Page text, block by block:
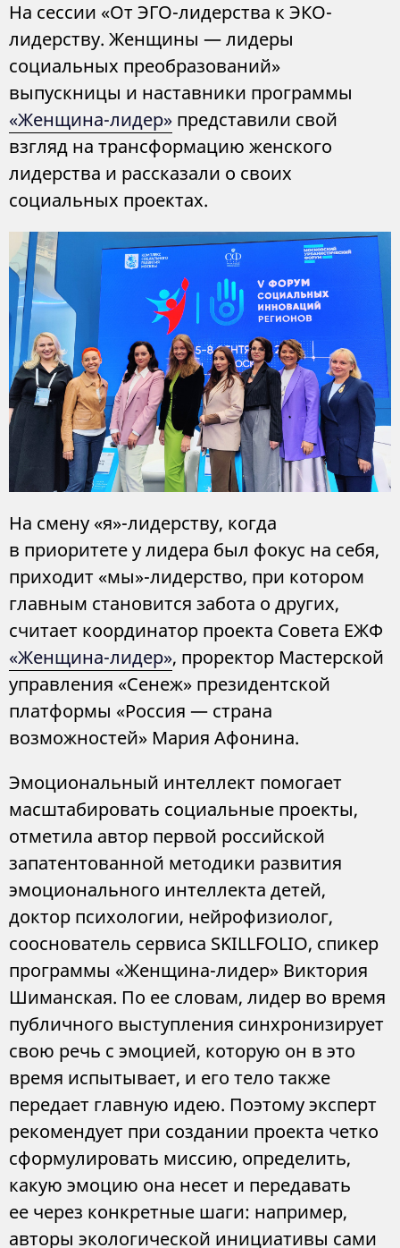
На сессии «От ЭГО-лидерства к ЭКО-
лидерству. Женщины — лидеры
социальных преобразований»
выпускницы и наставники программы
«Женщина-лидер» представили свой
взгляд на трансформацию женского
лидерства и рассказали о своих
социальных проектах.
На смену «я»-лидерству, когда
в приоритете у лидера был фокус на себя,
приходит «мы»-лидерство, при котором
главным становится забота о других,
считает координатор проекта Совета ЕЖФ
«Женщина-лидер», проректор Мастерской
управления «Сенеж» президентской
платформы «Россия — страна
возможностей» Мария Афонина.
Эмоциональный интеллект помогает
масштабировать социальные проекты,
отметила автор первой российской
запатентованной методики развития
эмоционального интеллекта детей,
доктор психологии, нейрофизиолог,
сооснователь сервиса SKILLFOLIO, спикер
программы «Женщина-лидер» Виктория
Шиманская. По ее словам, лидер во время
публичного выступления синхронизирует
свою речь с эмоцией, которую он в это
время испытывает, и его тело также
передает главную идею. Поэтому эксперт
рекомендует при создании проекта четко
сформулировать миссию, определить,
какую эмоцию она несет и передавать
ее через конкретные шаги: например,
авторы экологической инициативы сами